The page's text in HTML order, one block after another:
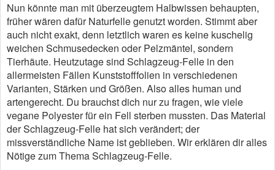
Nun könnte man mit überzeugtem Halbwissen behaupten,
früher wären dafür Naturfelle genutzt worden. Stimmt aber
auch nicht exakt, denn letztlich waren es keine kuschelig
weichen Schmusedecken oder Pelzmäntel, sondern
Tierhäute. Heutzutage sind Schlagzeug-Felle in den
allermeisten Fällen Kunststofffolien in verschiedenen
Varianten, Stärken und Größen. Also alles human und
artengerecht. Du brauchst dich nur zu fragen, wie viele
vegane Polyester für ein Fell sterben mussten. Das Material
der Schlagzeug-Felle hat sich verändert; der
missverständliche Name ist geblieben. Wir erklären dir alles
Nötige zum Thema Schlagzeug-Felle.